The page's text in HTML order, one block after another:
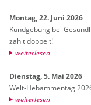
Mon­tag, 22. Juni 2026
Kund­ge­bung bei
zahlt dop­pelt!
wei­ter­le­sen
Diens­tag, 5. Mai 2026
Welt-Heb­am­men­tag
wei­ter­le­sen